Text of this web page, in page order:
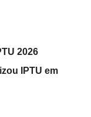
2026
IPTU em